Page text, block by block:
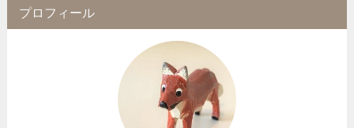
プロフィール